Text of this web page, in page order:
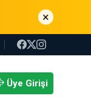
×
Üye Girişi